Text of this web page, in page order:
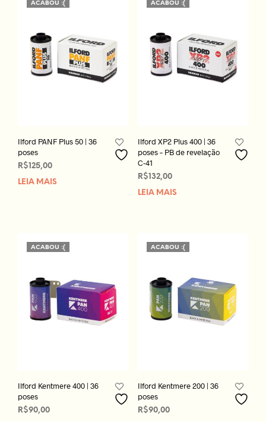
ACABOU :(
Ilford PANF Plus 50 | 36
poses
R$ 125,00
LEIA MAIS
ACABOU :(
Ilford XP2 Plus 400 | 36
poses – PB de revelação
C-41
R$ 132,00
LEIA MAIS
ACABOU :(
Ilford Kentmere 400 | 36
poses
R$90,00
ACABOU :(
Ilford Kentmere 200 | 36
poses
R$90,00